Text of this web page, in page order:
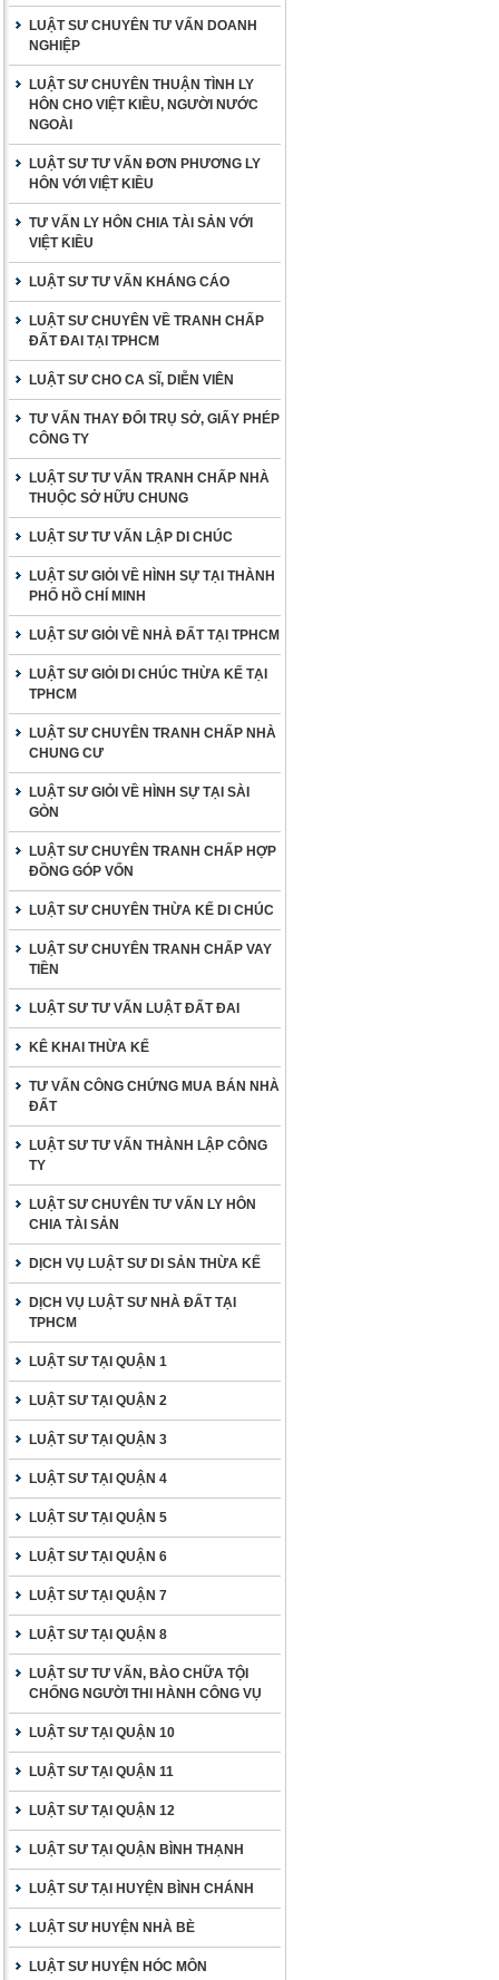
LUẬT SƯ CHUYÊN TƯ VẤN DOANH
NGHIỆP
LUẬT SƯ CHUYÊN THUẬN TÌNH LY
HÔN CHO VIỆT KIỀU, NGƯỜI NƯỚC
NGOÀI
LUẬT SƯ TƯ VẤN ĐƠN PHƯƠNG LY
HÔN VỚI VIỆT KIỀU
TƯ VẤN LY HÔN CHIA TÀI SẢN VỚI
VIỆT KIỀU
LUẬT SƯ TƯ VẤN KHÁNG CÁO
LUẬT SƯ CHUYÊN VỀ TRANH CHẤP
ĐẤT ĐAI TẠI TPHCM
LUẬT SƯ CHO CA SĨ, DIỄN VIÊN
TƯ VẤN THAY ĐỔI TRỤ SỞ, GIẤY PHÉP
CÔNG TY
LUẬT SƯ TƯ VẤN TRANH CHẤP NHÀ
THUỘC SỞ HỮU CHUNG
LUẬT SƯ TƯ VẤN LẬP DI CHÚC
LUẬT SƯ GIỎI VỀ HÌNH SỰ TẠI THÀNH
PHỐ HỒ CHÍ MINH
LUẬT SƯ GIỎI VỀ NHÀ ĐẤT TẠI TPHCM
LUẬT SƯ GIỎI DI CHÚC THỪA KẾ TẠI
TPHCM
LUẬT SƯ CHUYÊN TRANH CHẤP NHÀ
CHUNG CƯ
LUẬT SƯ GIỎI VỀ HÌNH SỰ TẠI SÀI
GÒN
LUẬT SƯ CHUYÊN TRANH CHẤP HỢP
ĐỒNG GÓP VỐN
LUẬT SƯ CHUYÊN THỪA KẾ DI CHÚC
LUẬT SƯ CHUYÊN TRANH CHẤP VAY
TIỀN
LUẬT SƯ TƯ VẤN LUẬT ĐẤT ĐAI
KÊ KHAI THỪA KẾ
TƯ VẤN CÔNG CHỨNG MUA BÁN NHÀ
ĐẤT
LUẬT SƯ TƯ VẤN THÀNH LẬP CÔNG
TY
LUẬT SƯ CHUYÊN TƯ VẤN LY HÔN
CHIA TÀI SẢN
DỊCH VỤ LUẬT SƯ DI SẢN THỪA KẾ
DỊCH VỤ LUẬT SƯ NHÀ ĐẤT TẠI
TPHCM
LUẬT SƯ TẠI QUẬN 1
LUẬT SƯ TẠI QUẬN 2
LUẬT SƯ TẠI QUẬN 3
LUẬT SƯ TẠI QUẬN 4
LUẬT SƯ TẠI QUẬN 5
LUẬT SƯ TẠI QUẬN 6
LUẬT SƯ TẠI QUẬN 7
LUẬT SƯ TẠI QUẬN 8
LUẬT SƯ TƯ VẤN, BÀO CHỮA TỘI
CHỐNG NGƯỜI THI HÀNH CÔNG VỤ
LUẬT SƯ TẠI QUẬN 10
LUẬT SƯ TẠI QUẬN 11
LUẬT SƯ TẠI QUẬN 12
LUẬT SƯ TẠI QUẬN BÌNH THẠNH
LUẬT SƯ TẠI HUYỆN BÌNH CHÁNH
LUẬT SƯ HUYỆN NHÀ BÈ
LUẬT SƯ HUYỆN HÓC MÔN